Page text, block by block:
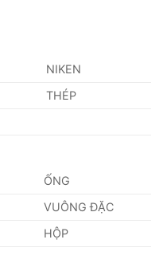
NIKEN
THÉP
ỐNG
VUÔNG ĐẶC
HỘP